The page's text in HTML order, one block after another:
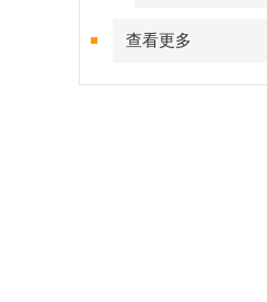
查看更多